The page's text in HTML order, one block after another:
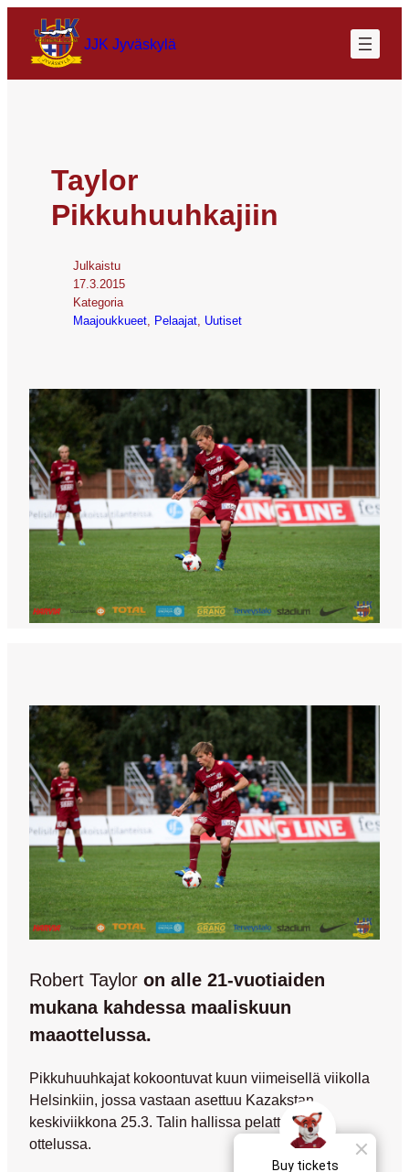
JJK Jyväskylä
Taylor
Pikkuhuuhkajiin
Julkaistu
17.3.2015
Kategoria
Maajoukkueet Pelaajat Uutiset
Robert Taylor on alle 21-vuotiaiden
mukana kahdessa maaliskuun
maaottelussa.
Pikkuhuuhkajat kokoontuvat kuun viimeisellä viikolla
Helsinkiin, jossa vastaan asettuu Kazakstan
keskiviikkona 25.3. Talin hallissa pelattavassa
ottelussa.